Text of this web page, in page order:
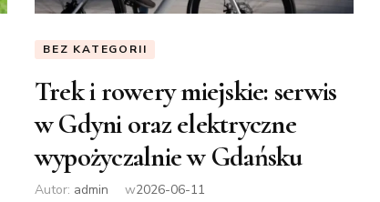
BEZ KATEGORII
Trek i rowery miejskie: serwis
w Gdyni oraz elektryczne
wypożyczalnie w Gdańsku
Autor: admin w2026-06-11